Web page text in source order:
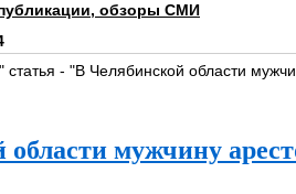
обзоры СМИ
- "В Челябинской области
мужчину